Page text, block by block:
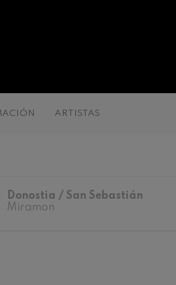
ARTISTAS
Donostia / San Sebastián
Miramon
J. C. Arriaga: Los
El cant dels ocells